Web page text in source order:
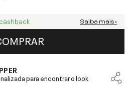
Saiba mais ›
para encontrar o look